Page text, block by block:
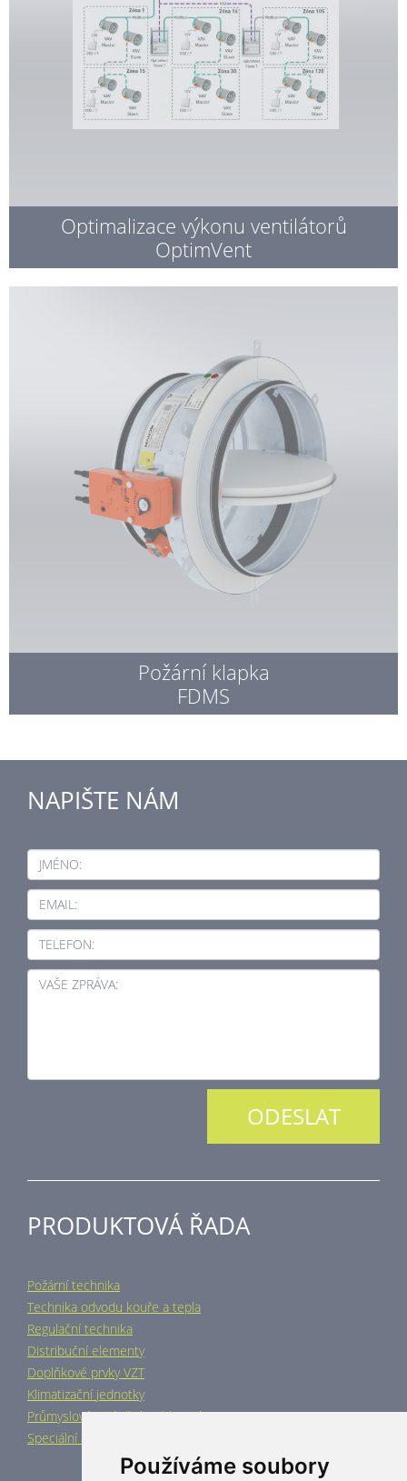
Používáme soubory
Optimalizace výkonu ventilátorů
OptimVent
Požární klapka
FDMS
NAPIŠTE NÁM
JMÉNO:
EMAIL:
TELEFON:
VAŠE ZPRÁVA:
PRODUKTOVÁ ŘADA
Požární technika
Technika odvodu kouře a tepla
Regulační technika
Distribuční elementy
Doplňkové prvky VZT
Klimatizační jednotky
Průmyslové vytápění a chlazení
Speciální aplikace